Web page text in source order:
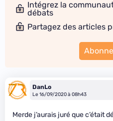
Intégrez la
débats
Partagez des articles
DanLo
Le 16/09/2020 à 08h43
Merde j’aurais juré que c’était